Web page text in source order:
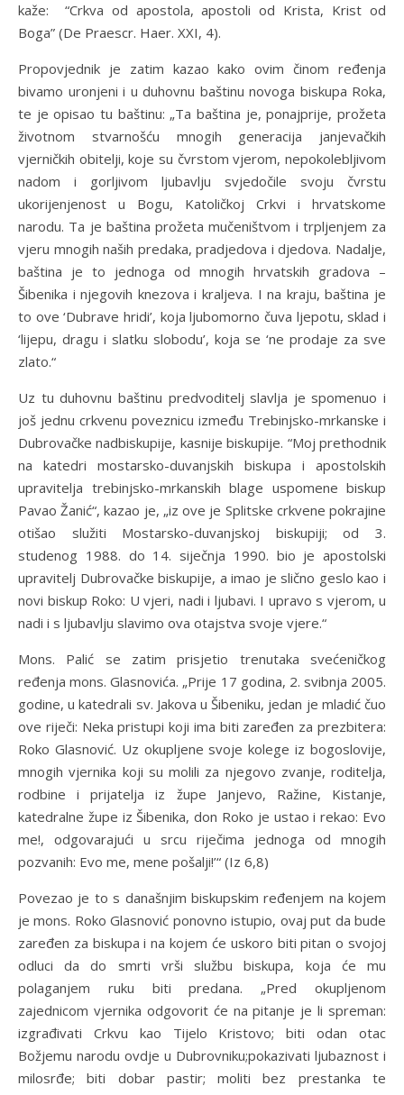
kaže: “Crkva od apostola, apostoli od Krista, Krist od
Boga” (De Praescr. Haer. XXI, 4).
Propovjednik je zatim kazao kako ovim činom ređenja
bivamo uronjeni i u duhovnu baštinu novoga biskupa Roka,
te je opisao tu baštinu: „Ta baština je, ponajprije, prožeta
životnom stvarnošću mnogih generacija janjevačkih
vjerničkih obitelji, koje su čvrstom vjerom, nepokolebljivom
nadom i gorljivom ljubavlju svjedočile svoju čvrstu
ukorijenjenost u Bogu, Katoličkoj Crkvi i hrvatskome
narodu. Ta je baština prožeta mučeništvom i trpljenjem za
vjeru mnogih naših predaka, pradjedova i djedova. Nadalje,
baština je to jednoga od mnogih hrvatskih gradova –
Šibenika i njegovih knezova i kraljeva. I na kraju, baština je
to ove ‘Dubrave hridi’, koja ljubomorno čuva ljepotu, sklad i
‘lijepu, dragu i slatku slobodu’, koja se ‘ne prodaje za sve
zlato.“
Uz tu duhovnu baštinu predvoditelj slavlja je spomenuo i
još jednu crkvenu poveznicu između Trebinjsko-mrkanske i
Dubrovačke nadbiskupije, kasnije biskupije. “Moj prethodnik
na katedri mostarsko-duvanjskih biskupa i apostolskih
upravitelja trebinjsko-mrkanskih blage uspomene biskup
Pavao Žanić“, kazao je, „iz ove je Splitske crkvene pokrajine
otišao služiti Mostarsko-duvanjskoj biskupiji; od 3.
studenog 1988. do 14. siječnja 1990. bio je apostolski
upravitelj Dubrovačke biskupije, a imao je slično geslo kao i
novi biskup Roko: U vjeri, nadi i ljubavi. I upravo s vjerom, u
nadi i s ljubavlju slavimo ova otajstva svoje vjere.“
Mons. Palić se zatim prisjetio trenutaka svećeničkog
ređenja mons. Glasnovića. „Prije 17 godina, 2. svibnja 2005.
godine, u katedrali sv. Jakova u Šibeniku, jedan je mladić čuo
ove riječi: Neka pristupi koji ima biti zaređen za prezbitera:
Roko Glasnović. Uz okupljene svoje kolege iz bogoslovije,
mnogih vjernika koji su molili za njegovo zvanje, roditelja,
rodbine i prijatelja iz župe Janjevo, Ražine, Kistanje,
katedralne župe iz Šibenika, don Roko je ustao i rekao: Evo
me!, odgovarajući u srcu riječima jednoga od mnogih
pozvanih: Evo me, mene pošalji!’“ (Iz 6,8)
Povezao je to s današnjim biskupskim ređenjem na kojem
je mons. Roko Glasnović ponovno istupio, ovaj put da bude
zaređen za biskupa i na kojem će uskoro biti pitan o svojoj
odluci da do smrti vrši službu biskupa, koja će mu
polaganjem ruku biti predana. „Pred okupljenom
zajednicom vjernika odgovorit će na pitanje je li spreman:
izgrađivati Crkvu kao Tijelo Kristovo; biti odan otac
Božjemu narodu ovdje u Dubrovniku;pokazivati ljubaznost i
milosrđe; biti dobar pastir; moliti bez prestanka te